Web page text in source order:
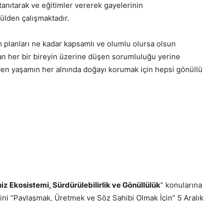
ve eğitimler vererek gayelerinin
çalışmaktadır.
ne kadar kapsamlı ve olumlu olursa olsun
her bir bireyin üzerine düşen sorumluluğu yerine
yaşamın her alnında doğayı korumak için hepsi gönüllü
Ekosistemi, Sürdürülebilirlik ve Gönüllülük” konularına
“Paylaşmak, Üretmek ve Söz Sahibi Olmak İçin” 5 Aralık